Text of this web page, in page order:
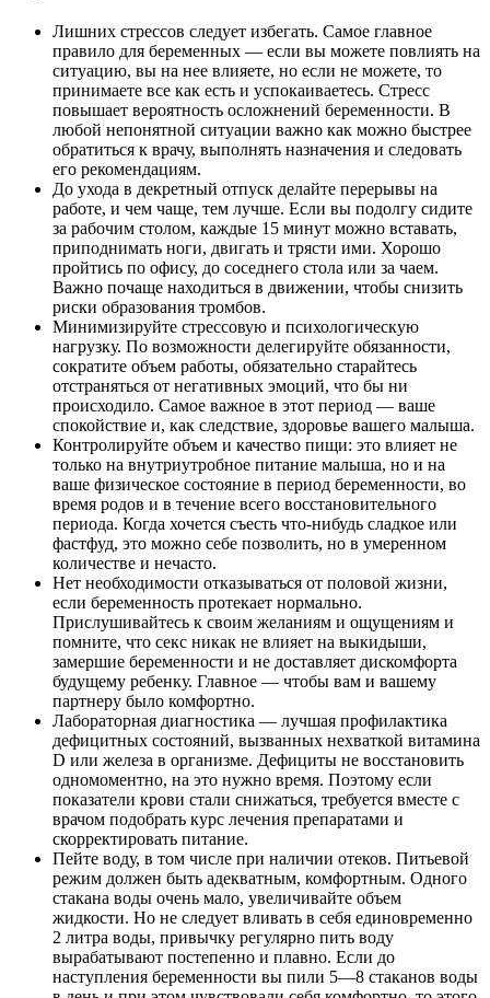
Лишних стрессов следует избегать. Самое главное
правило для беременных — если вы можете повлиять на
ситуацию, вы на нее влияете, но если не можете, то
принимаете все как есть и успокаиваетесь. Стресс
повышает вероятность осложнений беременности. В
любой непонятной ситуации важно как можно быстрее
обратиться к врачу, выполнять назначения и следовать
его рекомендациям.
До ухода в декретный отпуск делайте перерывы на
работе, и чем чаще, тем лучше. Если вы подолгу сидите
за рабочим столом, каждые 15 минут можно вставать,
приподнимать ноги, двигать и трясти ими. Хорошо
пройтись по офису, до соседнего стола или за чаем.
Важно почаще находиться в движении, чтобы снизить
риски образования тромбов.
Минимизируйте стрессовую и психологическую
нагрузку. По возможности делегируйте обязанности,
сократите объем работы, обязательно старайтесь
отстраняться от негативных эмоций, что бы ни
происходило. Самое важное в этот период — ваше
спокойствие и, как следствие, здоровье вашего малыша.
Контролируйте объем и качество пищи: это влияет не
только на внутриутробное питание малыша, но и на
ваше физическое состояние в период беременности, во
время родов и в течение всего восстановительного
периода. Когда хочется съесть что-нибудь сладкое или
фастфуд, это можно себе позволить, но в умеренном
количестве и нечасто.
Нет необходимости отказываться от половой жизни,
если беременность протекает нормально.
Прислушивайтесь к своим желаниям и ощущениям и
помните, что секс никак не влияет на выкидыши,
замершие беременности и не доставляет дискомфорта
будущему ребенку. Главное — чтобы вам и вашему
партнеру было комфортно.
Лабораторная диагностика — лучшая профилактика
дефицитных состояний, вызванных нехваткой витамина
D или железа в организме. Дефициты не восстановить
одномоментно, на это нужно время. Поэтому если
показатели крови стали снижаться, требуется вместе с
врачом подобрать курс лечения препаратами и
скорректировать питание.
Пейте воду, в том числе при наличии отеков. Питьевой
режим должен быть адекватным, комфортным. Одного
стакана воды очень мало, увеличивайте объем
жидкости. Но не следует вливать в себя единовременно
2 литра воды, привычку регулярно пить воду
вырабатывают постепенно и плавно. Если до
наступления беременности вы пили 5—8 стаканов воды